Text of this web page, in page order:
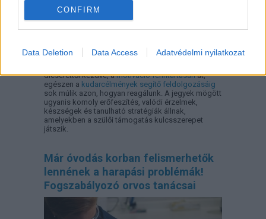
CONFIRM
Data Deletion Data Access Adatvédelmi nyilatkozat
Mit tehetünk szülőként, ha a gyerek jó vagy éppen
dicsérettől kezdve, amotiváció fenntartásánát,
egészen a kudarcélmények segítő feldolgozásáig
sok múlik azon, hogyan reagálunk. A jegyek mögött
ugyanis komoly erőfeszítés, valódi érzelmek,
készségek és tanulható stratégiák állnak,
amelyekben a szülői támogatás kulcsszerepet
játszik.
Már óvodás korban felismerhetők
lennének a harapási problémák!
Fogszabályozó orvos tanácsai